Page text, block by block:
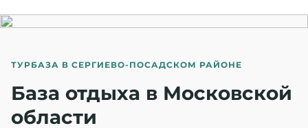
ТУРБАЗА В СЕРГИЕВО-ПОСАДСКОМ РАЙОНЕ
База отдыха в Московской
области